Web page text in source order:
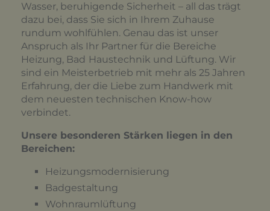
Wasser, beruhigende Sicherheit – all das trägt
dazu bei, dass Sie sich in Ihrem Zuhause
rundum wohlfühlen. Genau das ist unser
Anspruch als Ihr Partner für die Bereiche
Heizung, Bad Haustechnik und Lüftung. Wir
sind ein Meisterbetrieb mit mehr als 25 Jahren
Erfahrung, der die Liebe zum Handwerk mit
dem neuesten technischen Know-how
verbindet.
Unsere besonderen Stärken liegen in den
Bereichen:
Heizungsmodernisierung
Badgestaltung
Wohnraumlüftung